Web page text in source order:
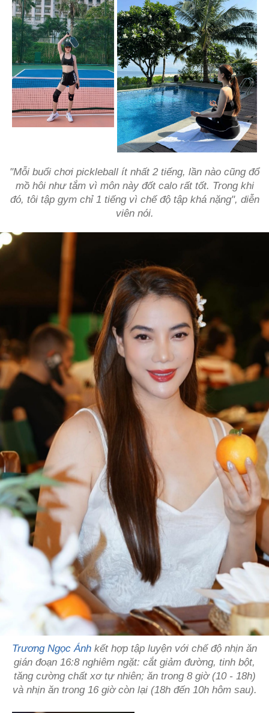
"Mỗi buổi chơi pickleball ít nhất 2 tiếng, lần nào cũng đổ
mồ hôi như tắm vì môn này đốt calo rất tốt. Trong khi
đó, tôi tập gym chỉ 1 tiếng vì chế độ tập khá nặng", diễn
viên nói.
Trương Ngọc Ánh kết hợp tập luyện với chế độ nhịn ăn
gián đoạn 16:8 nghiêm ngặt: cắt giảm đường, tinh bột,
tăng cường chất xơ tự nhiên; ăn trong 8 giờ (10 - 18h)
và nhịn ăn trong 16 giờ còn lại (18h đến 10h hôm sau).